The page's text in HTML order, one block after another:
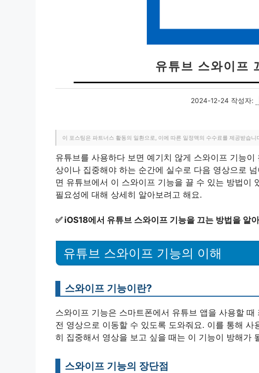
유튜브 스와이프
2024-12-24 작성자:
이 포스팅은 파트너스 활동의 일환으로, 이에 따른 일정액의 수수료를 제공받습니
유튜브를 사용하다 보면 예기치 않게 스와이프 기능
상이나 집중해야 하는 순간에 실수로 다음 영상으로
면 유튜브에서 이 스와이프 기능을 끌 수 있는 방법이
필요성에 대해 상세히 알아보려고 해요.
✅ iOS18에서 유튜브 스와이프 기능을 끄는 방법을 알
유튜브 스와이프 기능의 이해
스와이프 기능이란?
스와이프 기능은 스마트폰에서 유튜브 앱을 사용할
전 영상으로 이동할 수 있도록 도와줘요. 이를 통해
히 집중해서 영상을 보고 싶을 때는 이 기능이 방해가
스와이프 기능의 장단점